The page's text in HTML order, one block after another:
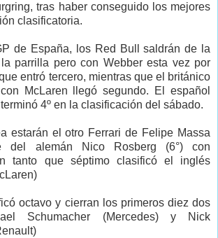
tras haber conseguido los mejores
clasificatoria.
de España, los Red Bull saldrán de la
parrilla pero con Webber esta vez por
entró tercero, mientras que el británico
McLaren llegó segundo. El español
4º en la clasificación del sábado.
estarán el otro Ferrari de Felipe Massa
del alemán Nico Rosberg (6°) con
tanto que séptimo clasificó el inglés
octavo y cierran los primeros diez dos
Schumacher (Mercedes) y Nick